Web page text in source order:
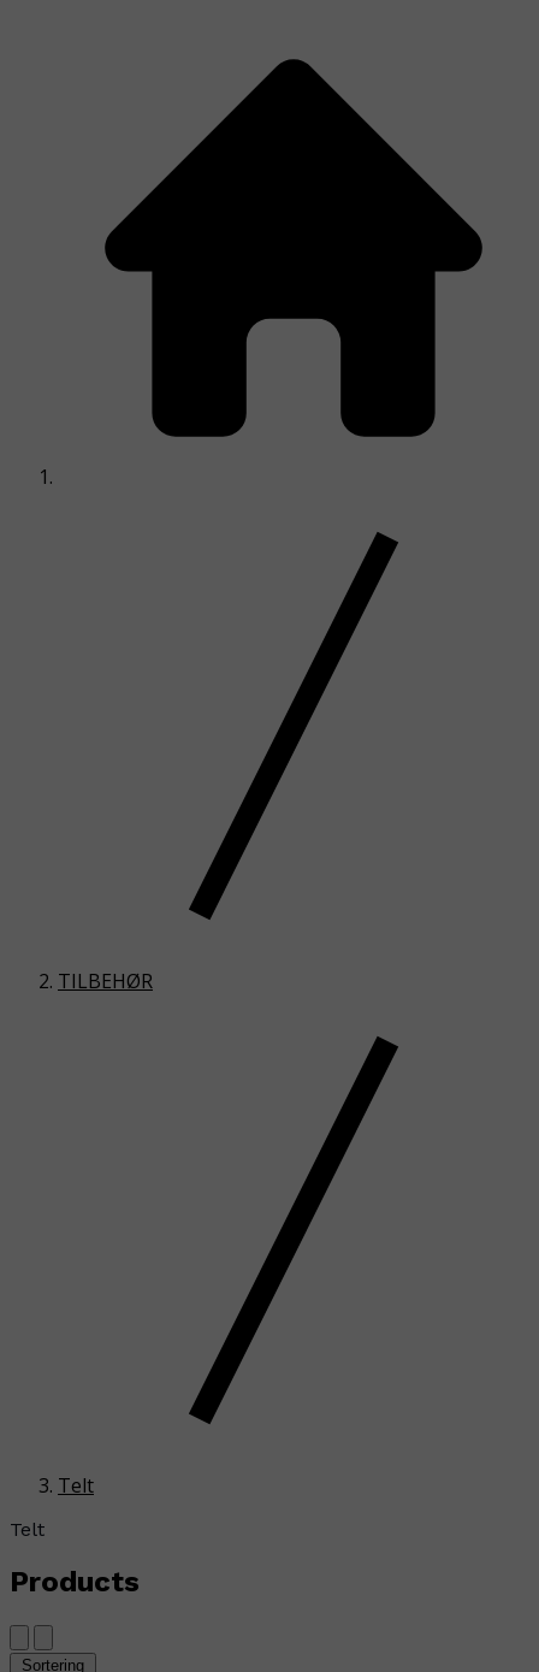
TILBEHØR
Telt
Telt
Products
Sortering